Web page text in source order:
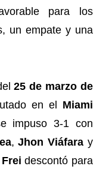
para los
un empate y una
25 de marzo de
en el Miami
impuso 3-1 con
,Jhon Viáfaray
descontó para